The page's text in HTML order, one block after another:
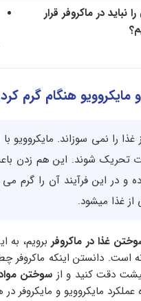
در ماکروفر قرار
مایکروویو هنگام گرم
غذا را نمی سوزاند.
تحریک شوند. این هم زدن
و در این فرآیند آن را گرم
غذا میشود.
غذا در ماکروفربرویم، به
است. دانستن اینکه ماکروفر
دقت کنید و از سوختن
مایکروویو و مایکروفر